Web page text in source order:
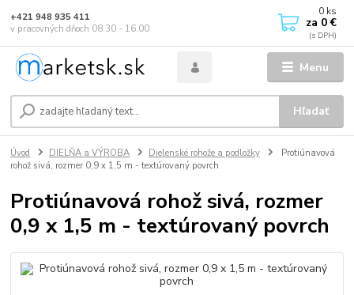
Menu
Hľadať
+421 948 935 411
v pracovných dňoch 08.30 - 16.00
0 ks
za 0 €
Úvod DIELŇA a VÝROBA Dielenské rohože a podložky
Protiúnavová
rohož sivá, rozmer 0,9 x 1,5 m - textúrovaný povrch
Protiúnavová rohož sivá, rozmer
0,9 x 1,5 m - textúrovaný povrch